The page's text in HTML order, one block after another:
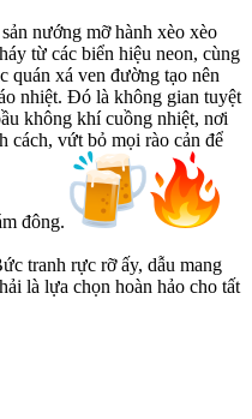
nướng mỡ hành xèo xèo
từ các biển hiệu neon, cùng
quán xá ven đường tạo nên
nhiệt. Đó là không gian tuyệt
không khí cuồng nhiệt, nơi
cách, vứt bỏ mọi rào cản để
đông.
tranh rực rỡ ấy, dẫu mang
là lựa chọn hoàn hảo cho tất